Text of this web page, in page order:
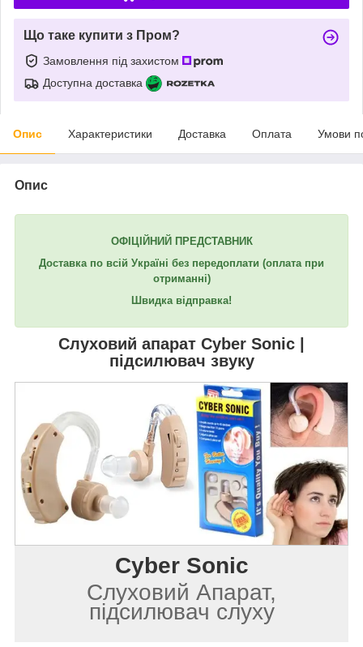
Що таке купити з Пром?
Замовлення під захистом
Доступна доставка
Опис Характеристики Доставка Оплата Умови
Опис
ОФІЦІЙНИЙ ПРЕДСТАВНИК
Доставка по всій Україні без передоплати (оплата при
отриманні)
Швидка відправка!
Слуховий апарат Cyber Sonic
підсилювач звуку
Cyber Sonic
Слуховий Апарат,
підсилювач слуху